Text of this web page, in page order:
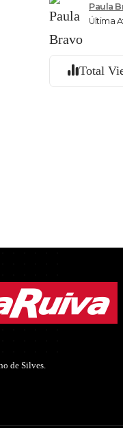
Última
Paula
Total
de Silves.